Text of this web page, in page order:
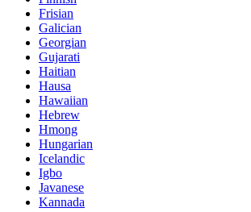
Frisian
Galician
Georgian
Gujarati
Haitian
Hausa
Hawaiian
Hebrew
Hmong
Hungarian
Icelandic
Igbo
Javanese
Kannada